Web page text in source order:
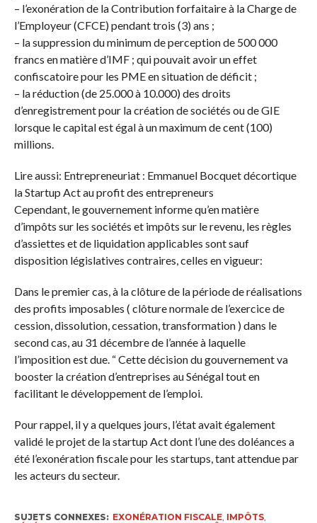
– l’exonération de la Contribution forfaitaire à la Charge de
l’Employeur (CFCE) pendant trois (3) ans ;
– la suppression du minimum de perception de 500 000
francs en matière d’IMF ; qui pouvait avoir un effet
confiscatoire pour les PME en situation de déficit ;
– la réduction (de 25.000 à 10.000) des droits
d’enregistrement pour la création de sociétés ou de GIE
lorsque le capital est égal à un maximum de cent (100)
millions.
Lire aussi: Entrepreneuriat : Emmanuel Bocquet décortique
la Startup Act au profit des entrepreneurs
Cependant, le gouvernement informe qu’en matière
d’impôts sur les sociétés et impôts sur le revenu, les règles
d’assiettes et de liquidation applicables sont sauf
disposition législatives contraires, celles en vigueur:
Dans le premier cas, à la clôture de la période de réalisations
des profits imposables ( clôture normale de l’exercice de
cession, dissolution, cessation, transformation ) dans le
second cas, au 31 décembre de l’année à laquelle
l’imposition est due. “ Cette décision du gouvernement va
booster la création d’entreprises au Sénégal tout en
facilitant le développement de l’emploi.
Pour rappel, il y a quelques jours, l’état avait également
validé le projet de la startup Act dont l’une des doléances a
été l’exonération fiscale pour les startups, tant attendue par
les acteurs du secteur.
SUJETS CONNEXES: EXONÉRATION FISCALE, IMPÔTS,